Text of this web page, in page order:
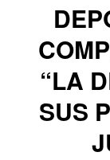
“LA
SUS